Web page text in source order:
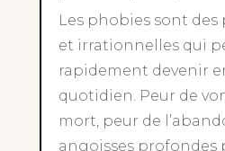
Les phobies sont des
et irrationnelles qui
rapidement devenir
quotidien. Peur de
mort, peur de
angoisses profondes